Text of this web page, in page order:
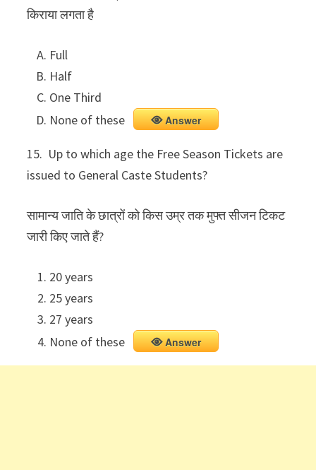
किराया लगता है
Full
Half
One Third
None of these
Answer
15. Up to which age the Free Season Tickets are
issued to General Caste Students?
सामान्य जाति के छात्रों को किस उम्र तक मुफ्त सीजन टिकट
जारी किए जाते हैं?
20 years
25 years
27 years
None of these
Answer